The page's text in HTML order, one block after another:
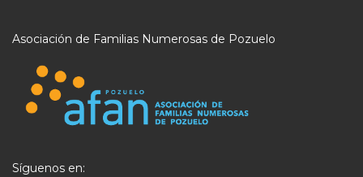
Asociación de Familias Numerosas de Pozuelo
Síguenos en: